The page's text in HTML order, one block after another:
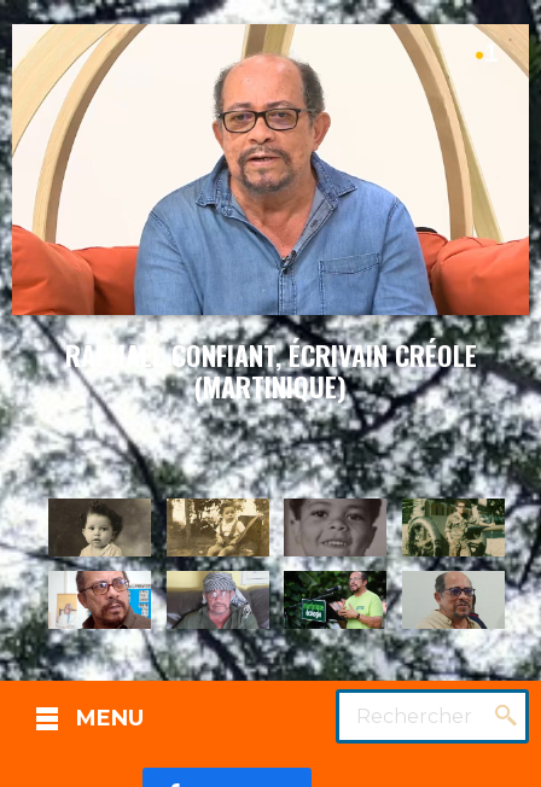
RAPHAEL CONFIANT, ÉCRIVAIN CRÉOLE
(MARTINIQUE)
MENU Rechercher